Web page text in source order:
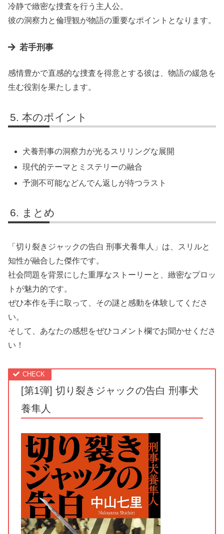
冷静で緻密な捜査を行う主人公。
彼の洞察力と倫理観が物語の重要なポイントとなります。
若手刑事
感情豊かで直感的な捜査を得意とする彼は、物語の緩急を
生む役割を果たします。
本のポイント
犬養刑事の洞察力が光るスリリングな展開
現代的テーマとミステリーの融合
予測不可能などんでん返しが待つラスト
まとめ
「切り裂きジャックの告白 刑事犬養隼人」は、スリルと
知性が融合した傑作です。
社会問題を背景にした重厚なストーリーと、緻密なプロッ
トが魅力的です。
ぜひ本作を手に取って、その謎と感動を体験してくださ
い。
そして、あなたの感想をぜひコメント欄でお聞かせくださ
い！
[第1弾] 切り裂きジャックの告白 刑事犬
養隼人